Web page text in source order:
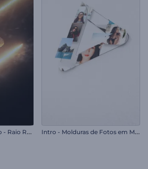
A
presentação de Logo - Raio Reluzente I
ntro - Molduras de Fotos em Mosaico